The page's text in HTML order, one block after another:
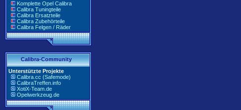
Komplette Opel Calibra
Calibra Tuningteile
Calibra Ersatzteile
Calibra Zubehörteile
Calibra Felgen / Räder
Calibra-Community
Unterstützte Projekte
Calibra.cc (Safemode)
CalibraTreffen.info
XotiX-Team.de
Opelwerkzeug.de